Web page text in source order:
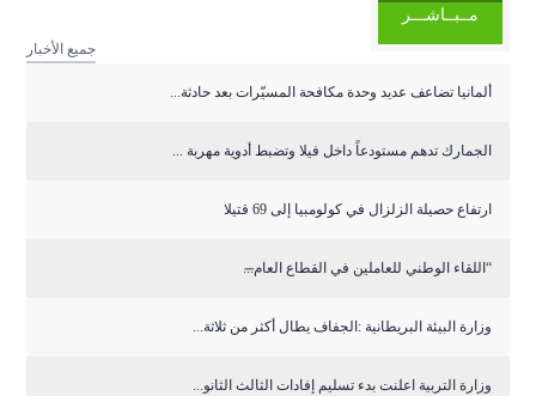
مــبــاشـــر
جميع الأخبار
ألمانيا تضاعف عديد وحدة مكافحة المسيّرات بعد حادثة...
الجمارك تدهم مستودعاً داخل فيلا وتضبط أدوية مهربة ...
ارتفاع حصيلة الزلزال في كولومبيا إلى 69 قتيلا
“اللقاء الوطني للعاملين في القطاع العام̶...
وزارة البيئة البريطانية :الجفاف يطال أكثر من ثلاثة...
وزارة التربية اعلنت بدء تسليم إفادات الثالث الثانو...